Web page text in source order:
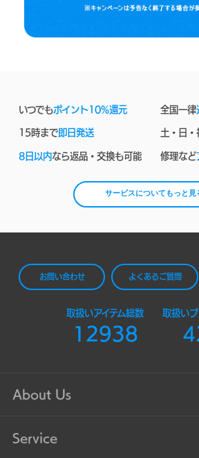
いつでもポイント10%還元 全国一律
15時まで即日発送 土・日・
8日以内なら返品・交換も可能 修理など
サービスについてもっと見
お問い合わせ よくあるご質問
取扱いアイテム総数
12938
取扱い
About Us
Service